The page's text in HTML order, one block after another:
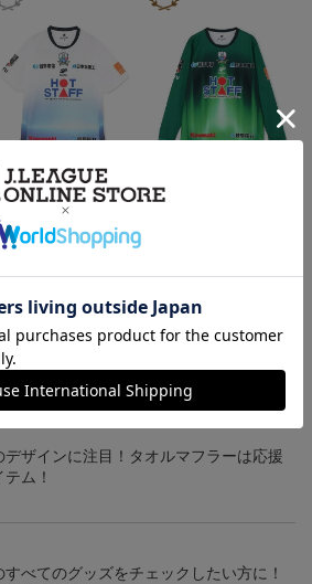
2026/27 オーセンティッ
ユニフォーム半袖 FP2
岐阜かかみがはら航
宇宙博物館コラボユニ
フォーム~
円～18,300円
クユニフォーム フィール
18,800円～23,200円
コットグッズは、サポーターやファン必
ェックしてみてください！
デザインに注目！タオルマフラーは応援
ム！
すべてのグッズをチェックしたい方に！